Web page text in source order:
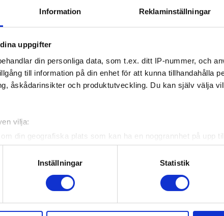
Information Reklaminställningar
uppgifter
din personliga data, som t.ex. ditt IP-nummer, och
till information på din enhet för att kunna tillhandahålla
åskådarinsikter och produktutveckling. Du kan själv välja
vilja:
din geografiska plats som kan ha en noggrannhet på upp
att aktivt skanna den för specifika kännetecken
uppgifter behandlas och ställ in dina preferenser i
när som helst från cookie-förklaringen.
vår trafik. Vi vidarebefordrar även sådana identifierare och
Inställningar Statistik
finalspel
29 okt–1 nov
flickor (2011-2012)
26–27
finalspel
29 okt–1 nov
EmailPrint